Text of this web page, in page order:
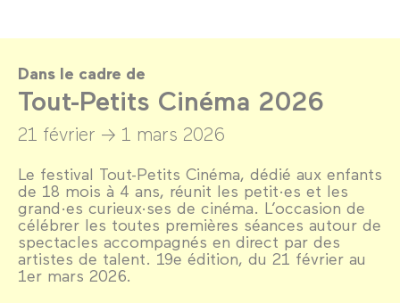
Dans le cadre de
Tout-Petits Cinéma 2026
21 février → 1 mars 2026
Le festival Tout-Petits Cinéma, dédié aux enfants
de 18 mois à 4 ans, réunit les petit·es et les
grand·es curieux·ses de cinéma. L’occasion de
célébrer les toutes premières séances autour de
spectacles accompagnés en direct par des
artistes de talent. 19e édition, du 21 février au
1er mars 2026.